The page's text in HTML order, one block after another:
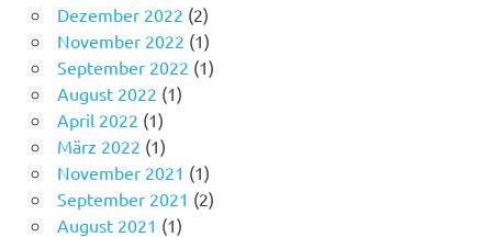
Dezember 2022 (2)
November 2022 (1)
September 2022 (1)
August 2022 (1)
April 2022 (1)
März 2022 (1)
November 2021 (1)
September 2021 (2)
August 2021 (1)